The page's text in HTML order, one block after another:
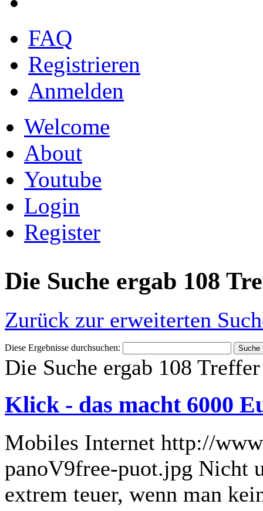
FAQ
Registrieren
Anmelden
Welcome
About
Youtube
Login
Register
Die Suche ergab 108
Zurück zur erweiterten
Diese Ergebnisse durchsuchen:
Die Suche ergab 108
Klick - das macht 6000
Mobiles Internet http://
panoV9free-puot.jpg Nicht
extrem teuer, wenn man